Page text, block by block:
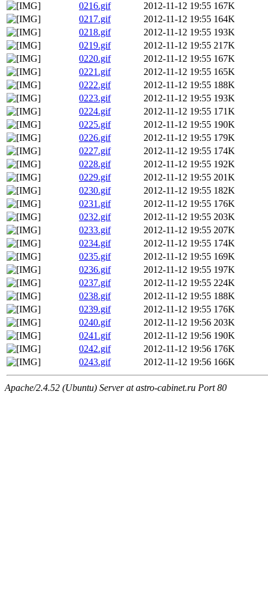
0216.gif
2012-11-12 19:55 167K
0217.gif
2012-11-12 19:55 164K
0218.gif
2012-11-12 19:55 193K
0219.gif
2012-11-12 19:55 217K
0220.gif
2012-11-12 19:55 167K
0221.gif
2012-11-12 19:55 165K
0222.gif
2012-11-12 19:55 188K
0223.gif
2012-11-12 19:55 193K
0224.gif
2012-11-12 19:55 171K
0225.gif
2012-11-12 19:55 190K
0226.gif
2012-11-12 19:55 179K
0227.gif
2012-11-12 19:55 174K
0228.gif
2012-11-12 19:55 192K
0229.gif
2012-11-12 19:55 201K
0230.gif
2012-11-12 19:55 182K
0231.gif
2012-11-12 19:55 176K
0232.gif
2012-11-12 19:55 203K
0233.gif
2012-11-12 19:55 207K
0234.gif
2012-11-12 19:55 174K
0235.gif
2012-11-12 19:55 169K
0236.gif
2012-11-12 19:55 197K
0237.gif
2012-11-12 19:55 224K
0238.gif
2012-11-12 19:55 188K
0239.gif
2012-11-12 19:55 176K
0240.gif
2012-11-12 19:56 203K
0241.gif
2012-11-12 19:56 190K
0242.gif
2012-11-12 19:56 176K
0243.gif
2012-11-12 19:56 166K
Apache/2.4.52 (Ubuntu) Server at astro-cabinet.ru Port 80